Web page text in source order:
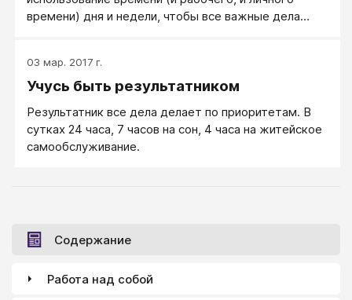
времени) дня и недели, чтобы все важные дела
03 мар. 2017 г.
Учусь быть результатником
Результатник все дела делает по приоритетам. В
сутках 24 часа, 7 часов на сон, 4 часа на житейское
самообслуживание.
Содержание
Работа над собой